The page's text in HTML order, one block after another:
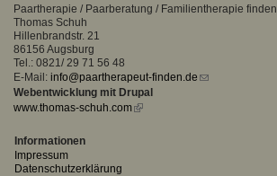
vergessen?
Anmelden
Paartherapie / Paarberatung / Familientherapie finden
Thomas Schuh
Hillenbrandstr. 21
86156 Augsburg
Tel.: 0821/ 29 71 56 48
E-Mail: info@paartherapeut-finden.de (link
Webentwicklung mit Drupal
www.thomas-schuh.com(link
Informationen
Impressum
Datenschutzerklärung